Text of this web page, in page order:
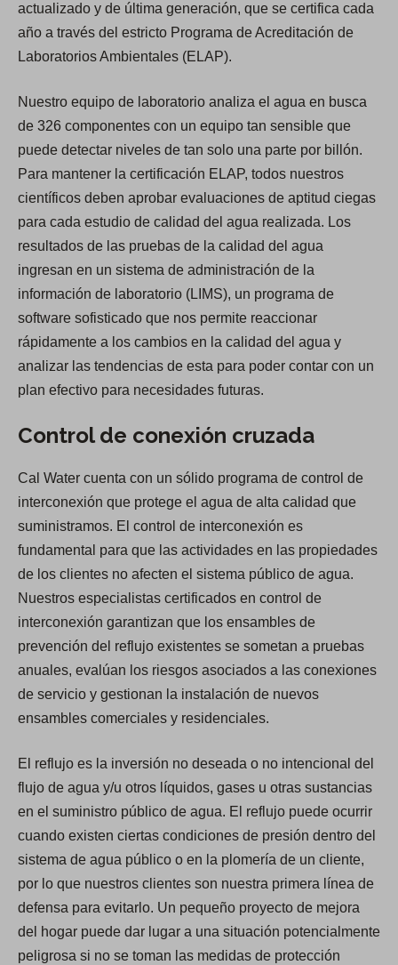
actualizado y de última generación, que se certifica cada
año a través del estricto Programa de Acreditación de
Laboratorios Ambientales (ELAP).
Nuestro equipo de laboratorio analiza el agua en busca
de 326 componentes con un equipo tan sensible que
puede detectar niveles de tan solo una parte por billón.
Para mantener la certificación ELAP, todos nuestros
científicos deben aprobar evaluaciones de aptitud ciegas
para cada estudio de calidad del agua realizada. Los
resultados de las pruebas de la calidad del agua
ingresan en un sistema de administración de la
información de laboratorio (LIMS), un programa de
software sofisticado que nos permite reaccionar
rápidamente a los cambios en la calidad del agua y
analizar las tendencias de esta para poder contar con un
plan efectivo para necesidades futuras.
Control de conexión cruzada
Cal Water cuenta con un sólido programa de control de
interconexión que protege el agua de alta calidad que
suministramos. El control de interconexión es
fundamental para que las actividades en las propiedades
de los clientes no afecten el sistema público de agua.
Nuestros especialistas certificados en control de
interconexión garantizan que los ensambles de
prevención del reflujo existentes se sometan a pruebas
anuales, evalúan los riesgos asociados a las conexiones
de servicio y gestionan la instalación de nuevos
ensambles comerciales y residenciales.
El reflujo es la inversión no deseada o no intencional del
flujo de agua y/u otros líquidos, gases u otras sustancias
en el suministro público de agua. El reflujo puede ocurrir
cuando existen ciertas condiciones de presión dentro del
sistema de agua público o en la plomería de un cliente,
por lo que nuestros clientes son nuestra primera línea de
defensa para evitarlo. Un pequeño proyecto de mejora
del hogar puede dar lugar a una situación potencialmente
peligrosa si no se toman las medidas de protección